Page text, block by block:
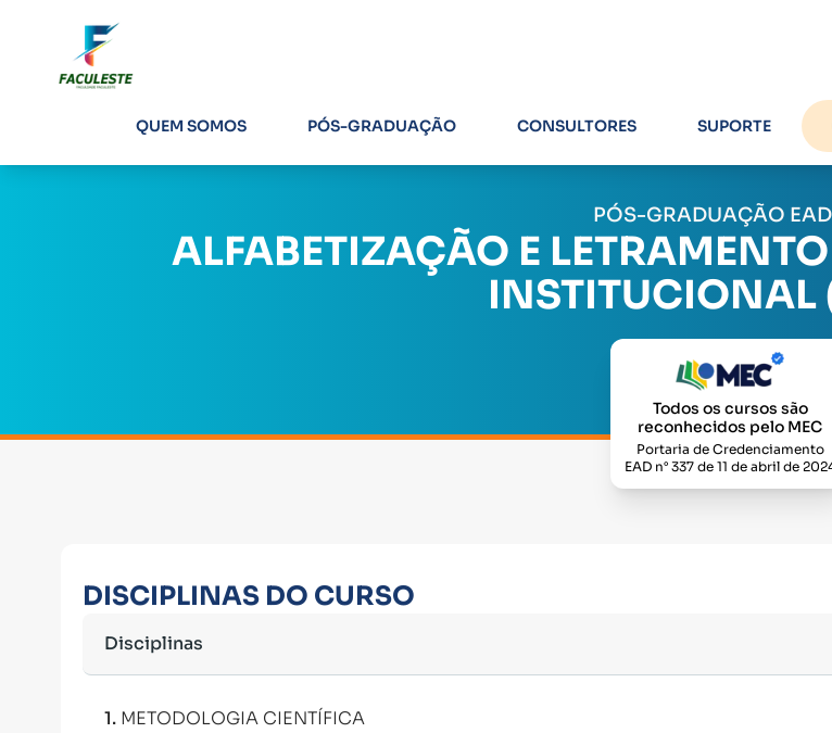
QUEM SOMOS PÓS-GRADUAÇÃO CONSULTORES SUPORTE
PÓS-GRADUAÇÃO
ALFABETIZAÇÃO E
Todos os cursos são
reconhecidos pelo MEC
Portaria de Credenciamento
EAD n° 337 de 11 de abril de
DISCIPLINAS DO CURSO
Disciplinas
1. METODOLOGIA CIENTÍFICA